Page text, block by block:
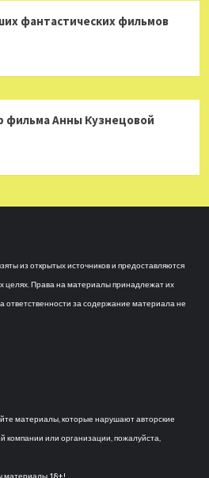
фантастических фильмов
фильма Анны Кузнецовой
из открытых источников и предоставляются
целях. Права на материалы принадлежат их
ответственности за содержание материала не
материалы, которые нарушают авторские
или организации, пожалуйста,
материалы 18+!